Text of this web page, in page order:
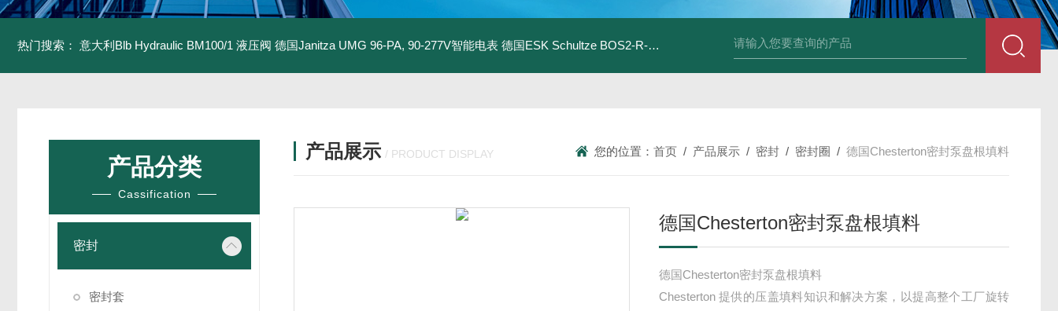
热门搜索： 意大利Blb Hydraulic BM100/1 液压阀 德国Janitza UMG 96-PA, 90-277V智能电表 德国ESK Schultze BOS2-R-80F 型油分离器 德国Baumüller b maXX 6500伺服电机 德国Bauüller b maXX
产品分类
Cassification
密封
密封套
产品展示 / PRODUCT DISPLAY 您的位置： 首页 / 产品展示 / 密封 / 密封圈 / 德国Chesterton密封泵盘根​填料
德国Chesterton密封泵盘根​填料
德国Chesterton密封泵盘根​填料
Chesterton 提供的压盖填料知识和解决方案，以提高整个工厂旋转